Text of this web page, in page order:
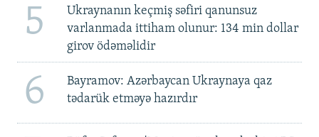
5
Ukraynanın keçmiş səfiri qanunsuz
varlanmada ittiham olunur: 134 min dollar
girov ödəməlidir
6
Bayramov: Azərbaycan Ukraynaya qaz
tədarük etməyə hazırdır